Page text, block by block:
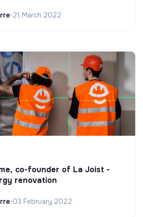
•21 March 2022
co-founder of La Joist -
renovation
•03 February 2022